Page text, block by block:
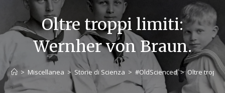
Oltre troppi limiti:
Wernher von Braun.
> Miscellanea > Storie di Scienza > #OldScienced > Oltre troppi